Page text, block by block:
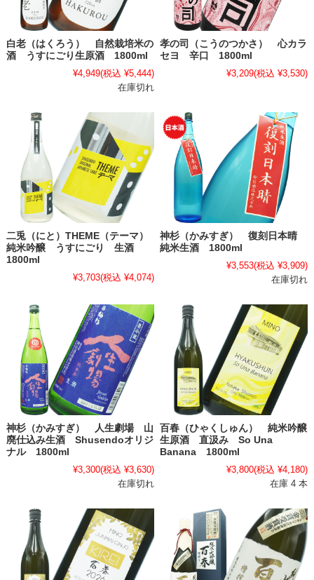
白老（はくろう） 自然栽培米の
酒 うすにごり生原酒 1800ml
¥4,949(税込 ¥5,444)
在庫切れ
孝の司（こうのつかさ） 心カラ
セヨ 辛口 1800ml
¥3,209(税込 ¥3,530)
二兎（にと）THEME（テーマ）
純米吟醸 うすにごり 生酒
1800ml
¥3,703(税込 ¥4,074)
神杉（かみすぎ） 復刻日本晴
純米生酒 1800ml
¥3,553(税込 ¥3,909)
在庫切れ
神杉（かみすぎ） 人生劇場 山
廃仕込み生酒 Shusendoオリジ
ナル 1800ml
¥3,300(税込 ¥3,630)
在庫切れ
百春（ひゃくしゅん） 純米吟醸
生原酒 直汲み So Una
Banana 1800ml
¥3,800(税込 ¥4,180)
在庫 4 本